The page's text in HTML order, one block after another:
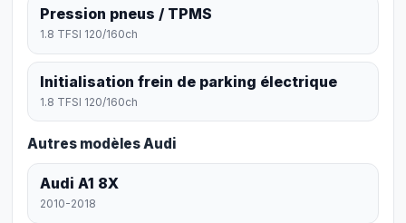
Pression pneus / TPMS
1.8 TFSI 120/160ch
Initialisation frein de parking électrique
1.8 TFSI 120/160ch
Autres modèles Audi
Audi A1 8X
2010-2018